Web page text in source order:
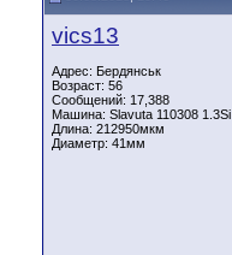
vics13
Адрес: Бердянськ
Возраст: 56
Сообщений: 17,388
Машина: Slavuta 110308 1.3Si
Длина: 212950мкм
Диаметр: 41мм